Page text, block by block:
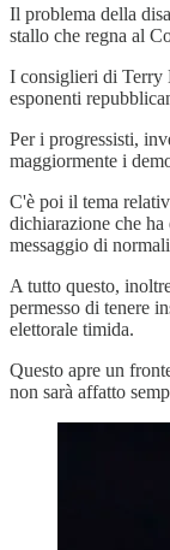
Il problema della
stallo che regna al
I consiglieri di Terry
esponenti
Per i progressisti,
maggiormente i
C'è poi il tema
dichiarazione che
messaggio di
A tutto questo,
permesso di tenere
elettorale timida.
Questo apre un
non sarà affatto